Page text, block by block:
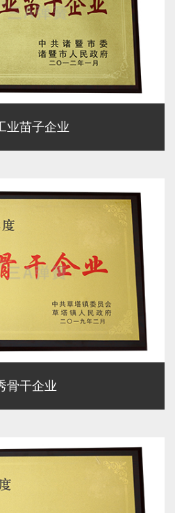
业苗子企业
骨干企业